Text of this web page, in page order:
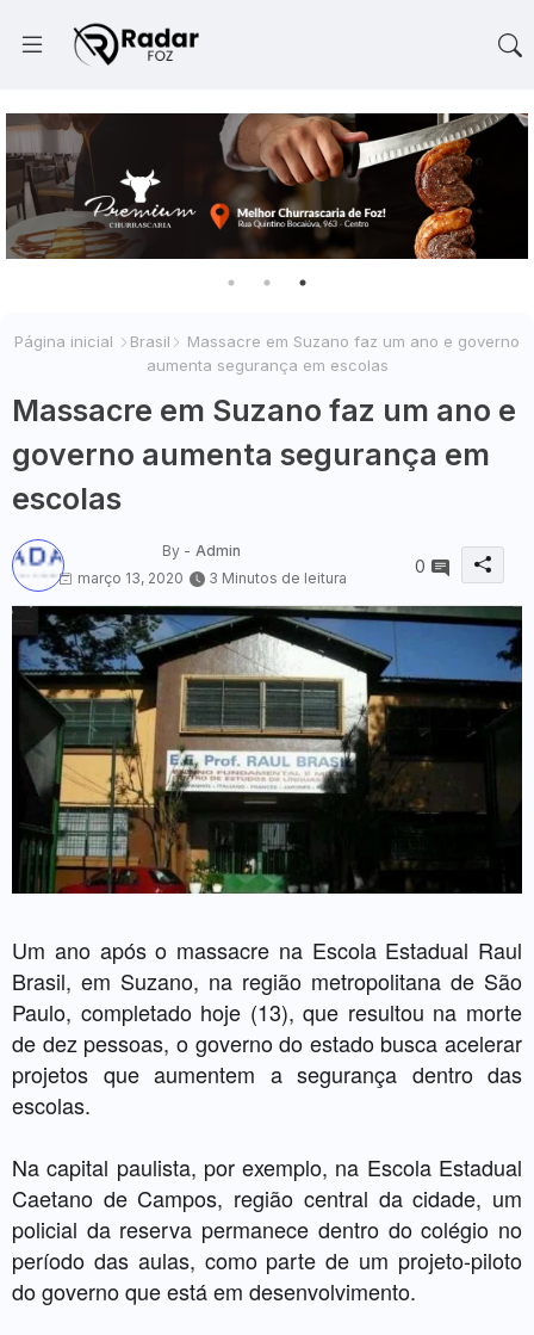
Página inicial Brasil
Massacre em Suzano faz um ano e governo
aumenta segurança em escolas
Massacre em Suzano faz um ano e
governo aumenta segurança em
escolas
By - Admin
março 13, 2020
3 Minutos de leitura
0
Um ano após o massacre na Escola Estadual Raul
Brasil, em Suzano, na região metropolitana de São
Paulo, completado hoje (13), que resultou na morte
de dez pessoas, o governo do estado busca acelerar
projetos que aumentem a segurança dentro das
escolas.
Na capital paulista, por exemplo, na Escola Estadual
Caetano de Campos, região central da cidade, um
policial da reserva permanece dentro do colégio no
período das aulas, como parte de um projeto-piloto
do governo que está em desenvolvimento.